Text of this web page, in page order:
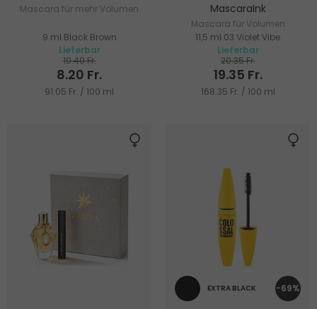
Mascara für mehr Volumen
9 ml Black Brown
Lieferbar
10.40 Fr.
8.20 Fr.
91.05 Fr. / 100 ml
MascaraInk
Mascara für Volumen
11,5 ml 03 Violet Vibe
Lieferbar
20.35 Fr.
19.35 Fr.
168.35 Fr. / 100 ml
-69%
EXTRA BLACK